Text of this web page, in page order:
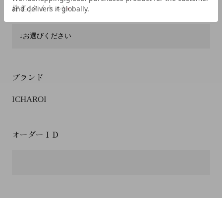
件名(タイトル)
ブランド
ICHAROI
オーダーＩＤ